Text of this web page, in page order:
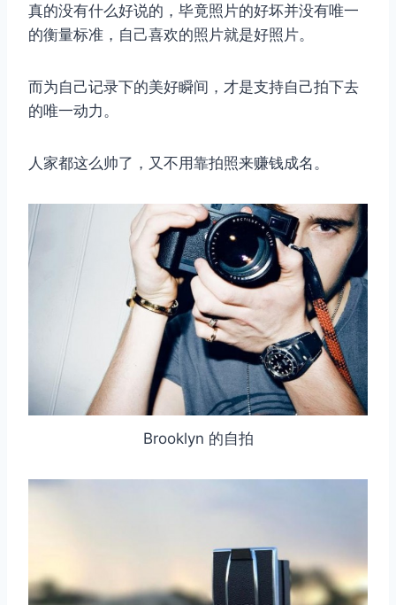
真的没有什么好说的，毕竟照片的好坏并没有唯一
的衡量标准，自己喜欢的照片就是好照片。
而为自己记录下的美好瞬间，才是支持自己拍下去
的唯一动力。
人家都这么帅了，又不用靠拍照来赚钱成名。
Brooklyn 的自拍